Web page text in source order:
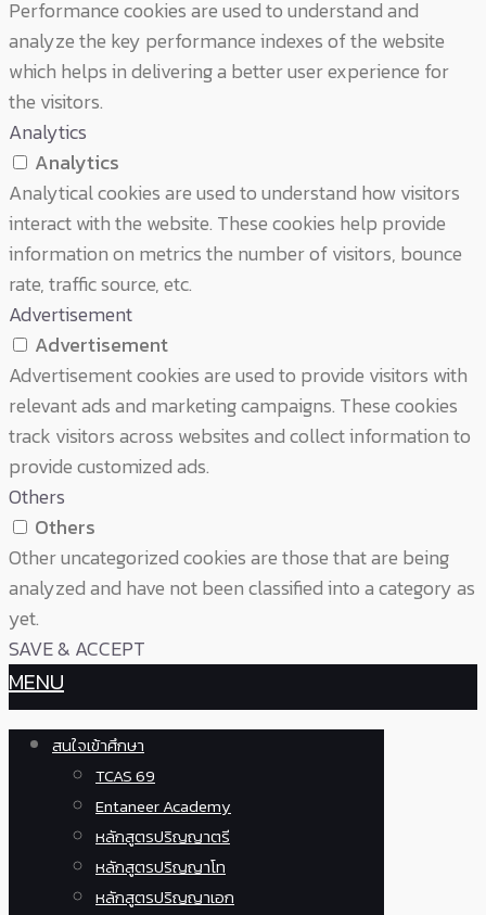
Performance cookies are used to understand and
analyze the key performance indexes of the website
which helps in delivering a better user experience for
the visitors.
Analytics
Analytics
Analytical cookies are used to understand how visitors
interact with the website. These cookies help provide
information on metrics the number of visitors, bounce
rate, traffic source, etc.
Advertisement
Advertisement
Advertisement cookies are used to provide visitors with
relevant ads and marketing campaigns. These cookies
track visitors across websites and collect information to
provide customized ads.
Others
Others
Other uncategorized cookies are those that are being
analyzed and have not been classified into a category as
yet.
SAVE & ACCEPT
MENU
สนใจเข้าศึกษา
TCAS 69
Entaneer Academy
หลักสูตรปริญญาตรี
หลักสูตรปริญญาโท
หลักสูตรปริญญาเอก